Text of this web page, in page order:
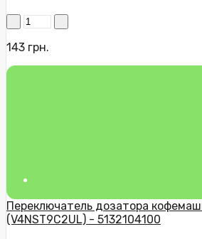
143 грн.
Переключатель дозатора
(V4NST9C2UL) - 5132104100